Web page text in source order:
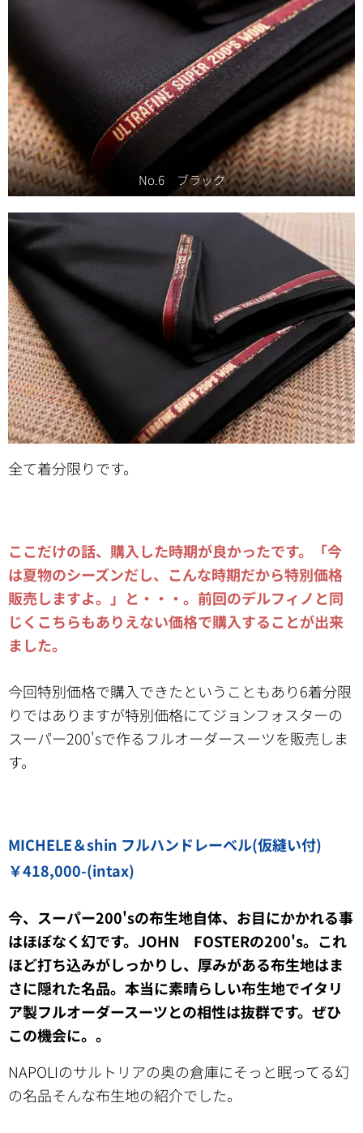
No.6 ブラック
全て着分限りです。
ここだけの話、購入した時期が良かったです。「今
は夏物のシーズンだし、こんな時期だから特別価格
販売しますよ。」と・・・。前回のデルフィノと同
じくこちらもありえない価格で購入することが出来
ました。
今回特別価格で購入できたということもあり6着分限
りではありますが特別価格にてジョンフォスターの
スーパー200'sで作るフルオーダースーツを販売しま
す。
MICHELE＆shin フルハンドレーベル(仮縫い付)
￥418,000-(intax)
今、スーパー200'sの布生地自体、お目にかかれる事
はほぼなく幻です。JOHN FOSTERの200's。これ
ほど打ち込みがしっかりし、厚みがある布生地はま
さに隠れた名品。 本当に素晴らしい布生地でイタリ
ア製フルオーダースーツとの相性は抜群です。ぜひ
この機会に。。
NAPOLIのサルトリアの奥の倉庫にそっと眠ってる幻
の名品そんな布生地の紹介でした。